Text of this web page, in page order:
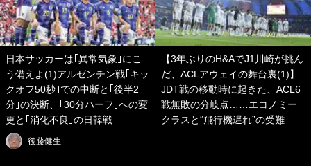
日本サッカーは｢異常気象｣にこ
う備えよ(1)アルゼンチン戦｢キッ
クオフ50秒｣での中断と｢後半2
分｣の決断、｢30分ハーフ｣への変
更と｢消化不良｣の日韓戦
後藤健生
【3年ぶりのH&AでJ1川崎が挑ん
だ、ACLアウェイの舞台裏(1)】
JDT戦の移動時に起きた、ACL6
戦無敗の分岐点……エコノミー
クラスと“飛行機遅れ”の受難